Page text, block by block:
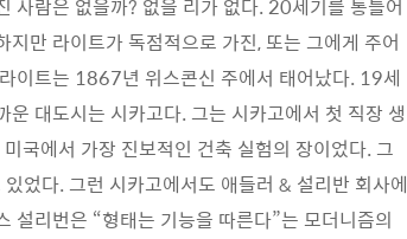
사람은 없을까? 없을 리가 없다. 20세기를 통틀어
만 라이트가 독점적으로 가진, 또는 그에게 주어
이트는 1867년 위스콘신 주에서 태어났다. 19세
대도시는 시카고다. 그는 시카고에서 첫 직장 생
에서 가장 진보적인 건축 실험의 장이었다. 그
었다. 그런 시카고에서도 애들러 & 설리반 회사에
설리번은 “형태는 기능을 따른다”는 모더니즘의